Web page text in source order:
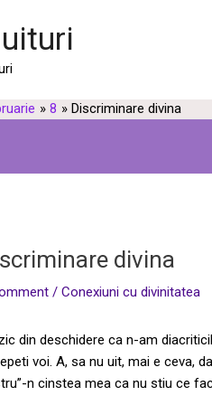
8 Discriminare divina
divina
/Conexiuni cu divinitatea
din deschidere ca n-am
voi. A, sa nu uit, mai e ceva,
n cinstea mea ca nu stiu ce